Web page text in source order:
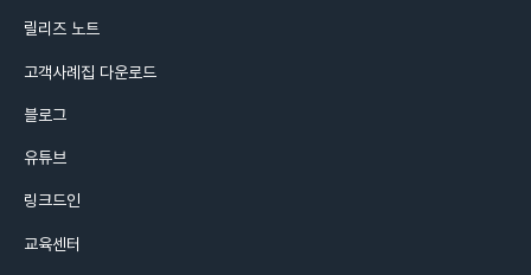
릴리즈 노트
고객사례집 다운로드
블로그
유튜브
링크드인
교육센터